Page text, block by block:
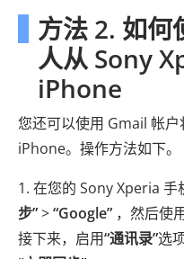
方法 2. 如
人从 Sony
iPhone
您还可以使用 Gmail 帐
iPhone。操作方法如下。
1. 在您的 Sony Xperia 手
步”>“Google” ，然后使
接下来，启用“通讯录”选